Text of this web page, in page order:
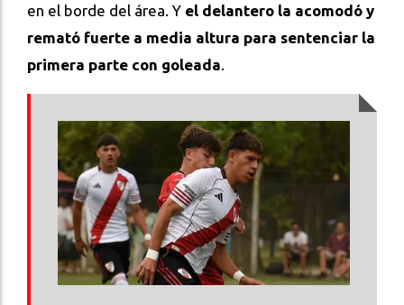
en el borde del área. Y el delantero la acomodó y
remató fuerte a media altura para sentenciar la
primera parte con goleada